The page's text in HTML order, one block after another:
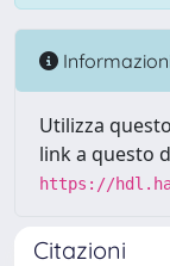
Utilizza
link a questo
https://
Citazioni